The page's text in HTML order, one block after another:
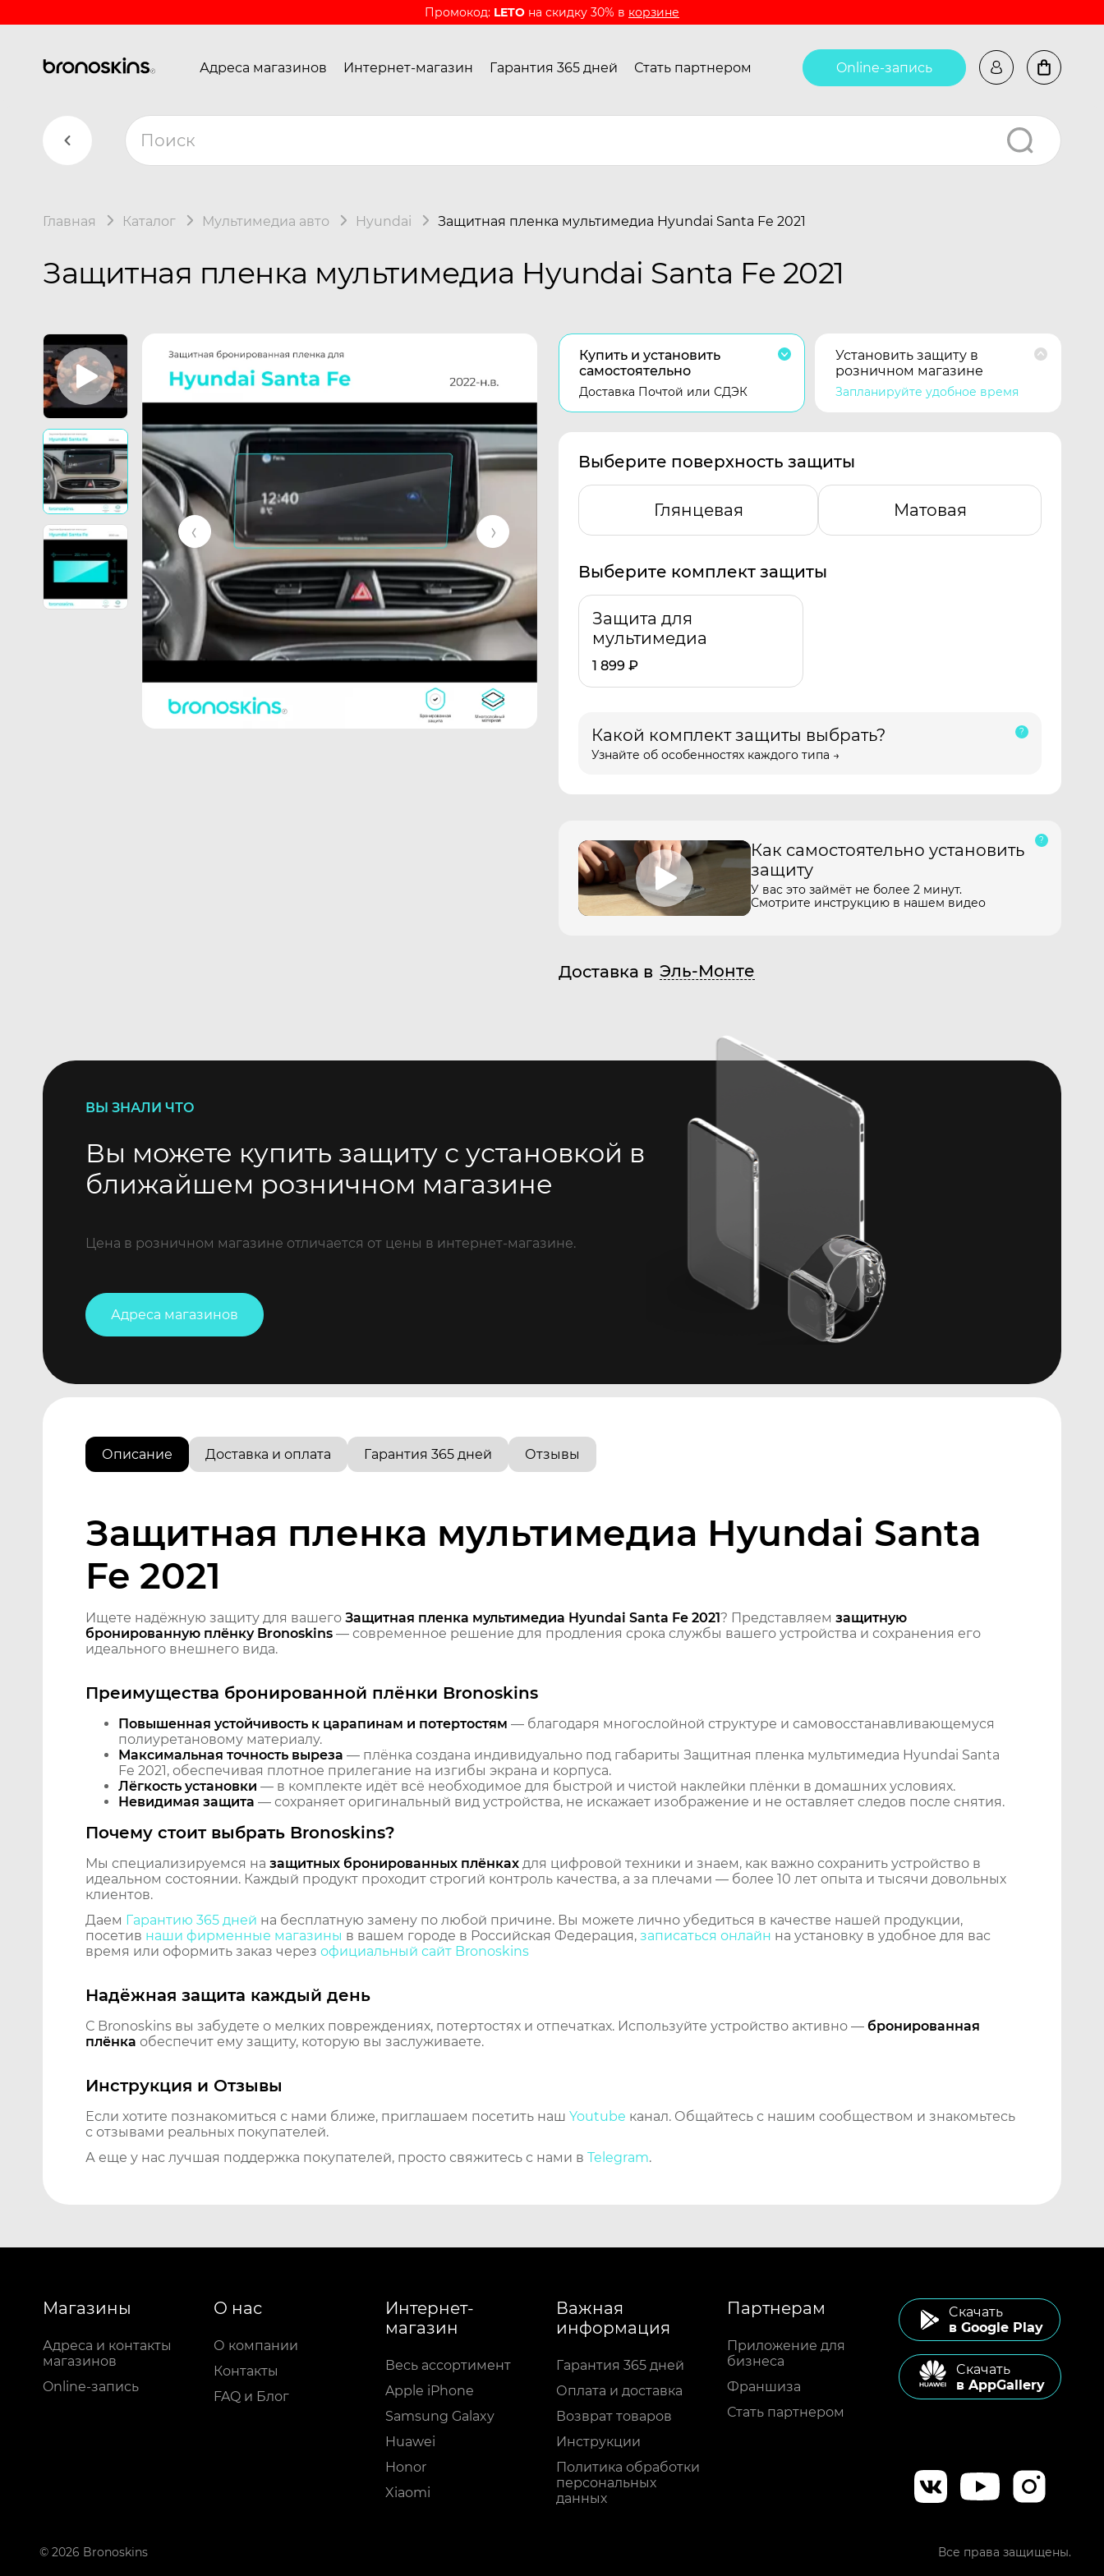
Промокод: LETO на скидку 30% в корзине
Адреса магазинов Интернет-магазин Гарантия 365 дней Стать партнером Online-запись
Главная Каталог Мультимедиа авто Hyundai Защитная пленка мультимедиа Hyundai Santa Fe 2021
Защитная пленка мультимедиа Hyundai Santa Fe 2021
Купить и установить
самостоятельно
Доставка Почтой или СДЭК
Установить защиту в
розничном магазине
Запланируйте удобное время
Выберите поверхность защиты
Глянцевая Матовая
Выберите комплект защиты
Защита для
мультимедиа
1 899 ₽
Какой комплект защиты выбрать?
Узнайте об особенностях каждого типа →
Как самостоятельно установить
защиту
У вас это займёт не более 2 минут.
Смотрите инструкцию в нашем видео
Доставка в Эль-Монте
ВЫ ЗНАЛИ ЧТО
Вы можете купить защиту с установкой в
ближайшем розничном магазине
Цена в розничном магазине отличается от цены в интернет-магазине.
Адреса магазинов
Описание Доставка и оплата Гарантия 365 дней Отзывы
Защитная пленка мультимедиа Hyundai Santa
Fe 2021
Ищете надёжную защиту для вашего Защитная пленка мультимедиа Hyundai Santa Fe 2021? Представляем защитную
бронированную плёнку Bronoskins — современное решение для продления срока службы вашего устройства и сохранения его
идеального внешнего вида.
Преимущества бронированной плёнки Bronoskins
Повышенная устойчивость к царапинам и потертостям — благодаря многослойной структуре и самовосстанавливающемуся
полиуретановому материалу.
Максимальная точность выреза — плёнка создана индивидуально под габариты Защитная пленка мультимедиа Hyundai Santa
Fe 2021, обеспечивая плотное прилегание на изгибы экрана и корпуса.
Лёгкость установки — в комплекте идёт всё необходимое для быстрой и чистой наклейки плёнки в домашних условиях.
Невидимая защита — сохраняет оригинальный вид устройства, не искажает изображение и не оставляет следов после снятия.
Почему стоит выбрать Bronoskins?
Мы специализируемся на защитных бронированных плёнках для цифровой техники и знаем, как важно сохранить устройство в
идеальном состоянии. Каждый продукт проходит строгий контроль качества, а за плечами — более 10 лет опыта и тысячи довольных
клиентов.
Даем Гарантию 365 дней на бесплатную замену по любой причине. Вы можете лично убедиться в качестве нашей продукции,
посетив наши фирменные магазины в вашем городе в Российская Федерация, записаться онлайн на установку в удобное для вас
время или оформить заказ через официальный сайт Bronoskins
Надёжная защита каждый день
С Bronoskins вы забудете о мелких повреждениях, потертостях и отпечатках. Используйте устройство активно — бронированная
плёнка обеспечит ему защиту, которую вы заслуживаете.
Инструкция и Отзывы
Если хотите познакомиться с нами ближе, приглашаем посетить наш Youtube канал. Общайтесь с нашим сообществом и знакомьтесь
с отзывами реальных покупателей.
А еще у нас лучшая поддержка покупателей, просто свяжитесь с нами в Telegram.
Магазины
Адреса и контакты
магазинов
Online-запись
О нас
О компании
Контакты
FAQ и Блог
Интернет-
магазин
Весь ассортимент
Apple iPhone
Samsung Galaxy
Huawei
Honor
Xiaomi
Важная
информация
Гарантия 365 дней
Оплата и доставка
Возврат товаров
Инструкции
Политика обработки
персональных
данных
Партнерам
Приложение для
бизнеса
Франшиза
Стать партнером
Cкачать
в Google Play
Cкачать
в AppGallery
© 2026 Bronoskins Все права защищены.